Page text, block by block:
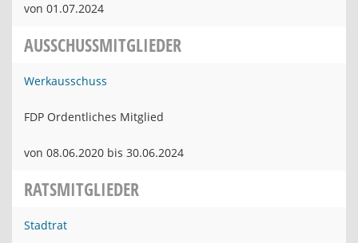
von 01.07.2024
AUSSCHUSSMITGLIEDER
Werkausschuss
FDP Ordentliches Mitglied
von 08.06.2020 bis 30.06.2024
RATSMITGLIEDER
Stadtrat